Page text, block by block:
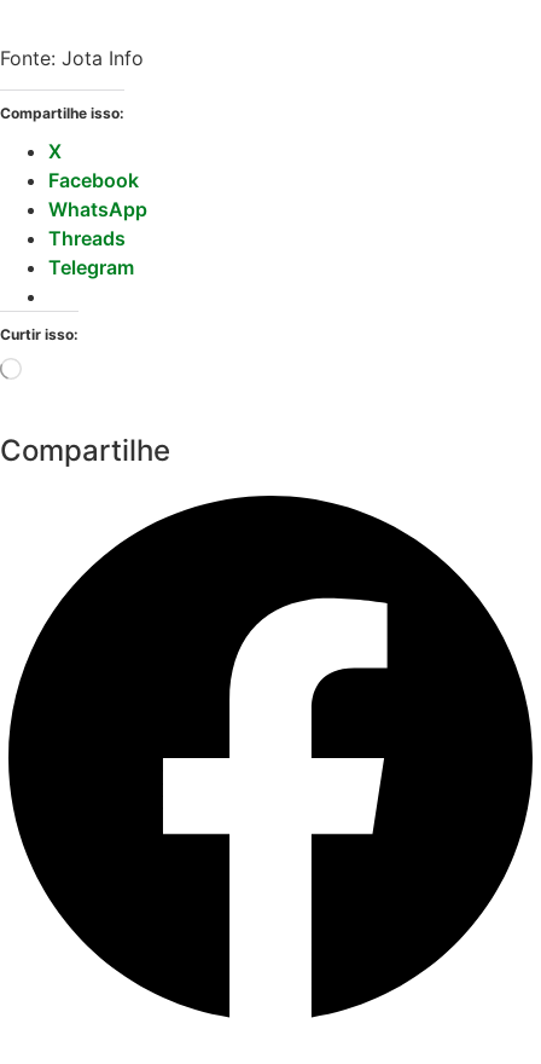
Fonte: Jota Info
Compartilhe isso:
X
Facebook
WhatsApp
Threads
Telegram
Curtir isso:
Carregando...
Compartilhe